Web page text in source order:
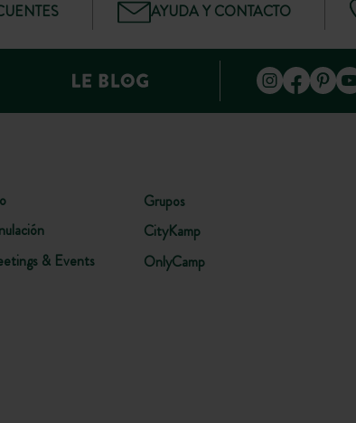
AYUDA Y CONTACTO
& Events
Grupos
CityKamp
OnlyCamp